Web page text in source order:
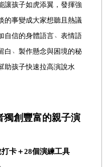
讓孩子如虎添翼，發揮強
的事變成大家想聽且熱議
自信的身體語言﹅ 表情語
白 ﹅ 製作懸念與困境的秘
孩子快速拉高演說水
創豐富的親子演
卡＋28個演練工具